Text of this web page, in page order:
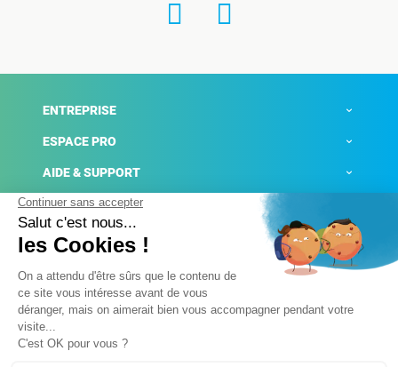
ENTREPRISE
ESPACE PRO
AIDE & SUPPORT
ACTUALITÉS
Mentions légales